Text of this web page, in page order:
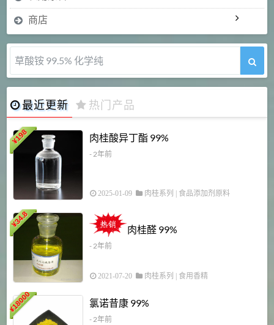
商店
草酸铵 99.5% 化学纯
最近更新 热门产品
¥
198 肉桂酸异丁酯 99%
- 2年前
2025-01-09 肉桂系列 食品添加剂原料
¥
34.8
肉桂醛 99%
- 2年前
2021-07-20 肉桂系列 食用香精
¥
18000 氯诺昔康 99%
- 2年前